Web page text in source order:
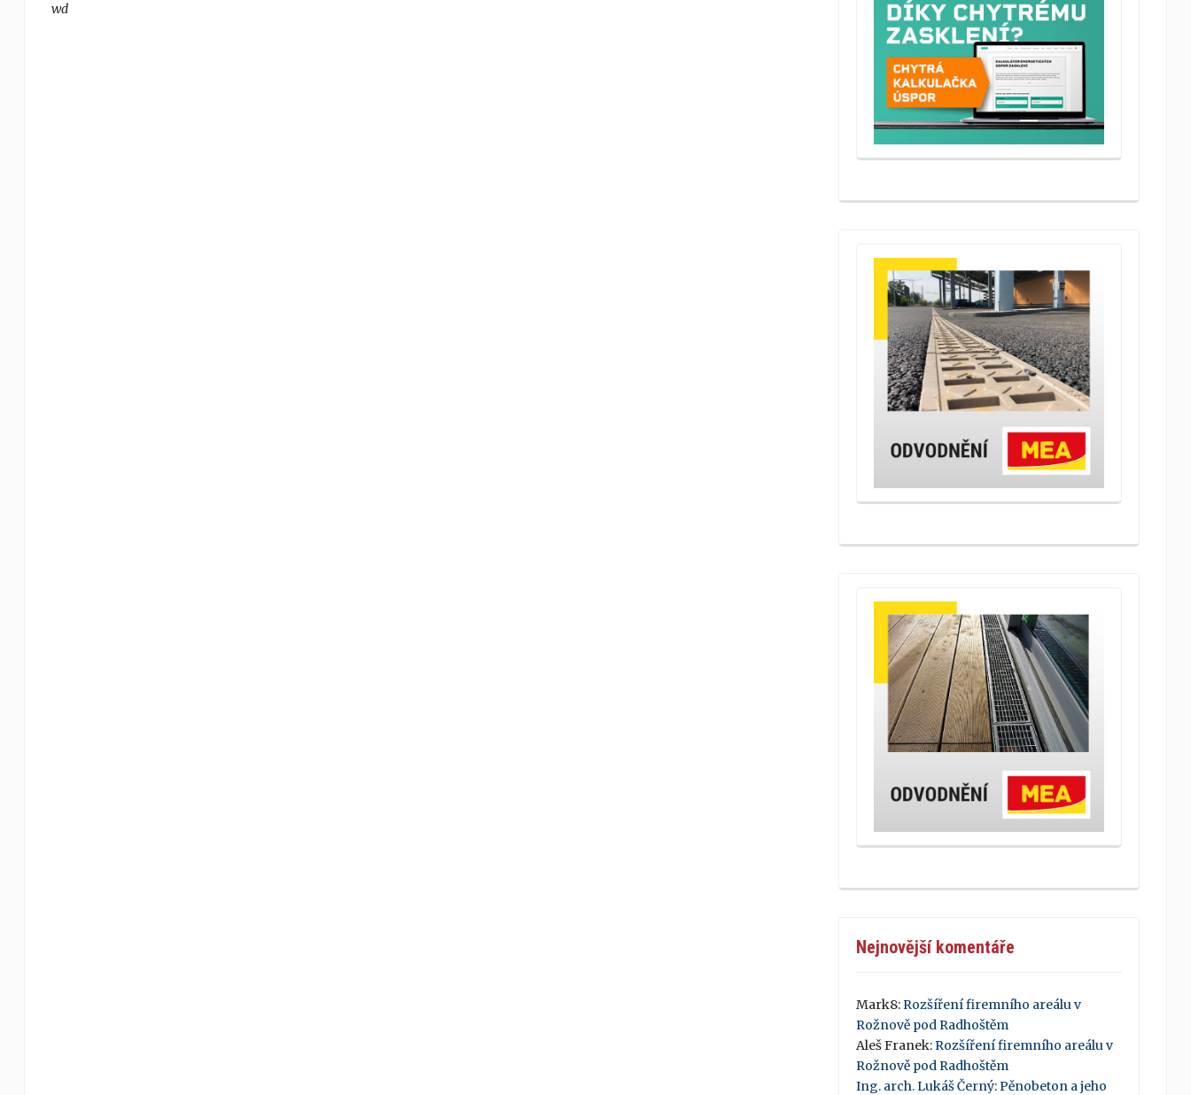
wd
Nejnovější komentáře
Mark8:Rozšíření firemního areálu v
Rožnově pod Radhoštěm
Aleš Franek:Rozšíření firemního areálu v
Rožnově pod Radhoštěm
Ing. arch. Lukáš Černý:Pěnobeton a jeho